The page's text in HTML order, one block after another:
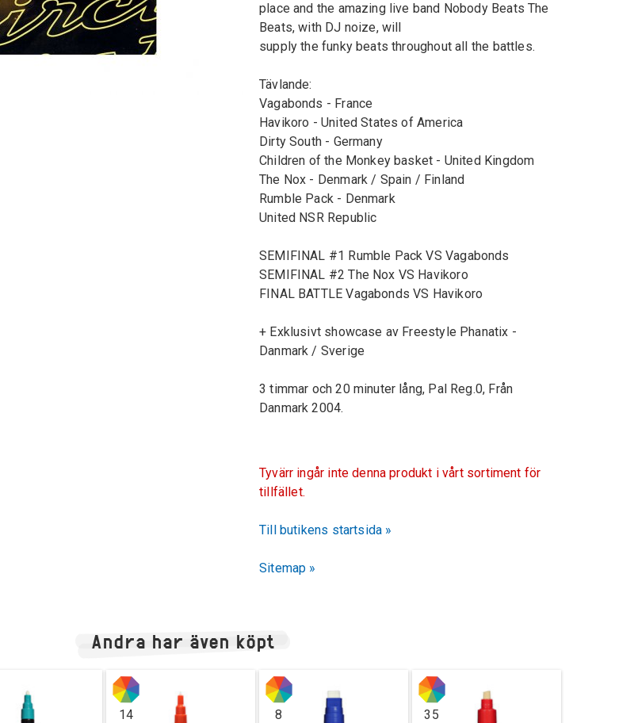
place and the amazing live band Nobody Beats The
Beats, with DJ noize, will
supply the funky beats throughout all the battles.
Tävlande:
Vagabonds - France
Havikoro - United States of America
Dirty South - Germany
Children of the Monkey basket - United Kingdom
The Nox - Denmark / Spain / Finland
Rumble Pack - Denmark
United NSR Republic
SEMIFINAL #1 Rumble Pack VS Vagabonds
SEMIFINAL #2 The Nox VS Havikoro
FINAL BATTLE Vagabonds VS Havikoro
+ Exklusivt showcase av Freestyle Phanatix -
Danmark / Sverige
3 timmar och 20 minuter lång, Pal Reg.0, Från
Danmark 2004.
Tyvärr ingår inte denna produkt i vårt sortiment för
tillfället.
Till butikens startsida »
Sitemap »
Andra har även köpt
14 8 35